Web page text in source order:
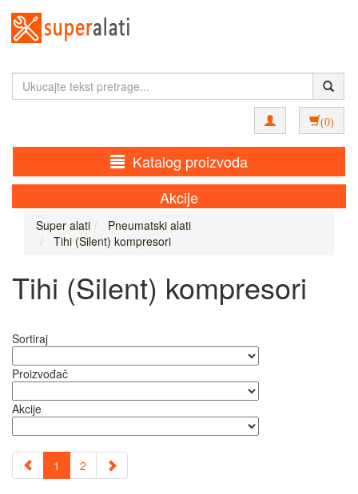
(0)
Katalog proizvoda
Akcije
Super alati
Pneumatski alati
Tihi (Silent) kompresori
Tihi (Silent) kompresori
Sortiraj
Proizvođač
Akcije
1 2